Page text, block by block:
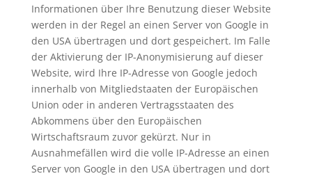
Informationen über Ihre Benutzung dieser Website
werden in der Regel an einen Server von Google in
den USA übertragen und dort gespeichert. Im Falle
der Aktivierung der IP-Anonymisierung auf dieser
Website, wird Ihre IP-Adresse von Google jedoch
innerhalb von Mitgliedstaaten der Europäischen
Union oder in anderen Vertragsstaaten des
Abkommens über den Europäischen
Wirtschaftsraum zuvor gekürzt. Nur in
Ausnahmefällen wird die volle IP-Adresse an einen
Server von Google in den USA übertragen und dort